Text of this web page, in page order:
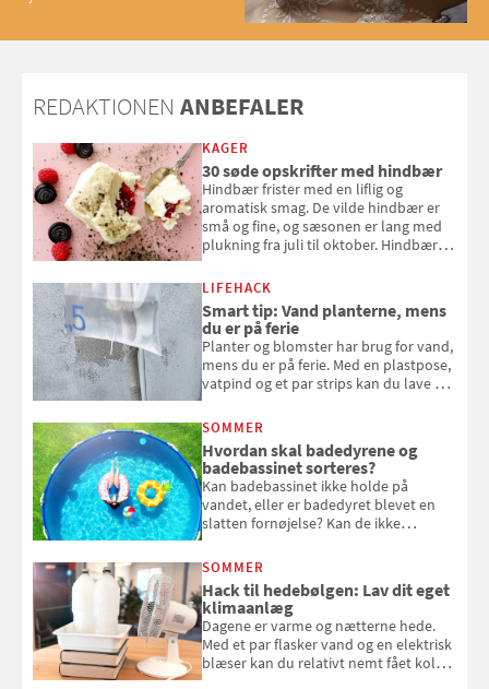
REDAKTIONEN ANBEFALER
KAGER
30 søde opskrifter med hindbær
Hindbær frister med en liflig og
aromatisk smag. De vilde hindbær er
små og fine, og sæsonen er lang med
plukning fra juli til oktober. Hindbær
kan bruge dine hindbær i alt fra
bagværk og salater til is og syltning.
LIFEHACK
Smart tip: Vand planterne, mens
du er på ferie
Planter og blomster har brug for vand,
mens du er på ferie. Med en plastpose,
vatpind og et par strips kan du lave dit
at bede naboen om at vande eller
komme hjem til døde planter
SOMMER
Hvordan skal badedyrene og
badebassinet sorteres?
Kan badebassinet ikke holde på
vandet, eller er badedyret blevet en
slatten fornøjelse? Kan de ikke
opmærksom, når du smider
badebassinet eller et badedyr ud
SOMMER
Hack til hedebølgen: Lav dit eget
klimaanlæg
Dagene er varme og nætterne hede.
Med et par flasker vand og en elektrisk
blæser kan du relativt nemt fået koldt